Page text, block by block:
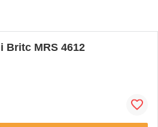
Britc MRS 4612